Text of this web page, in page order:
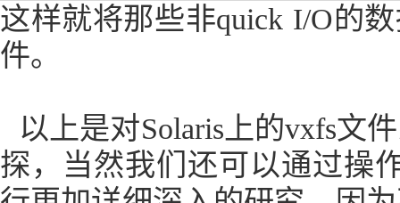
这样就将那些非quick I/O的
件。
以上是对Solaris 上的vxfs文
探，当然我们还可以通过操